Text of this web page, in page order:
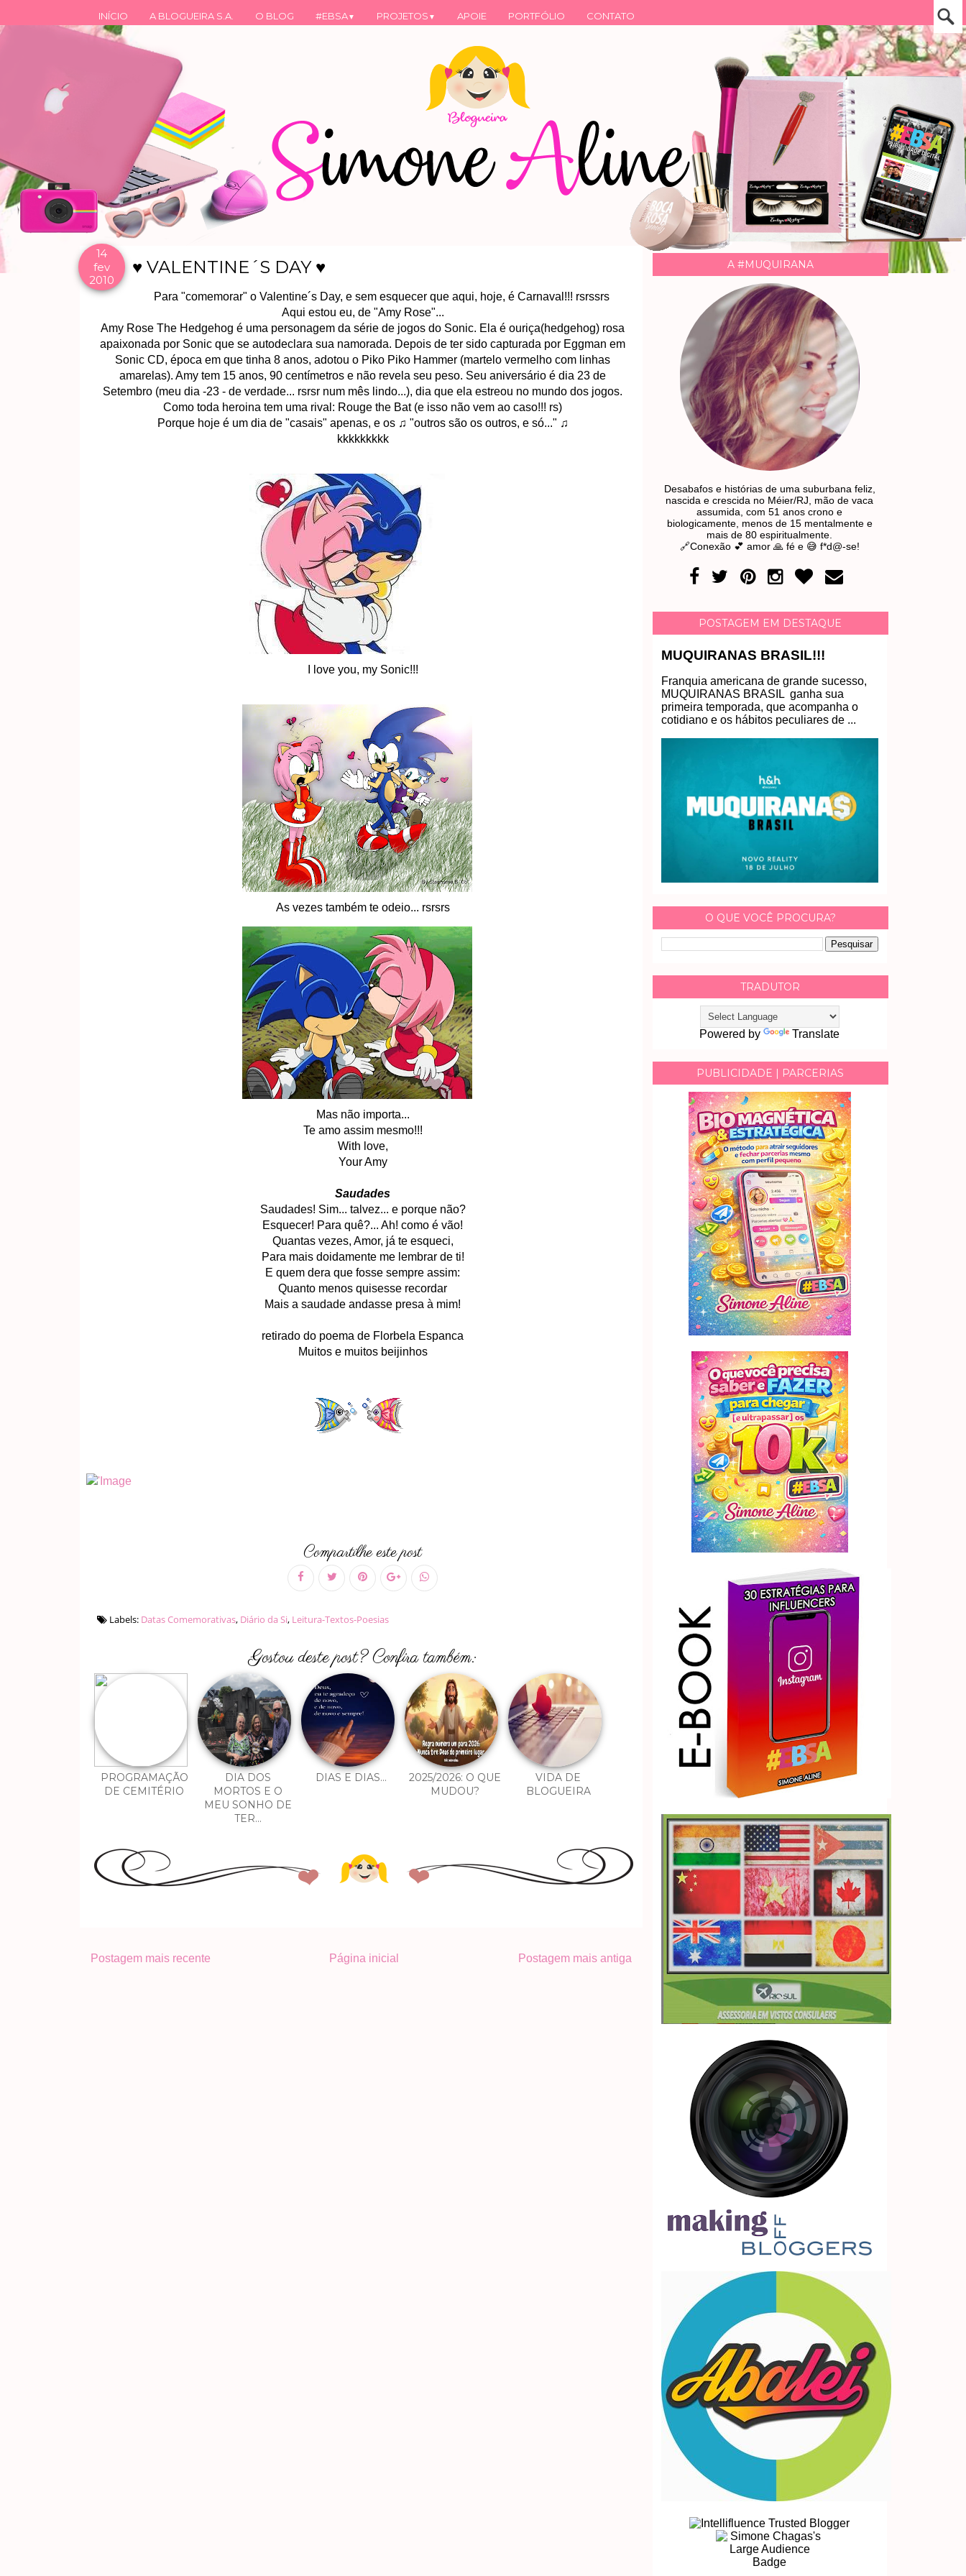
INÍCIO A BLOGUEIRA S.A. O BLOG #EBSA▼ PROJETOS ▼ APOIE PORTFÓLIO CONTATO
14
fev
2010
♥ VALENTINE´S DAY ♥
Para "comemorar" o Valentine´s Day, e sem esquecer que aqui, hoje, é Carnaval!!! rsrssrs
Aqui estou eu, de "Amy Rose"...
Amy Rose The Hedgehog é uma personagem da série de jogos do Sonic. Ela é ouriça(hedgehog) rosa
apaixonada por Sonic que se autodeclara sua namorada. Depois de ter sido capturada por Eggman em
Sonic CD, época em que tinha 8 anos, adotou o Piko Piko Hammer (martelo vermelho com linhas
amarelas). Amy tem 15 anos, 90 centímetros e não revela seu peso. Seu aniversário é dia 23 de
Setembro (meu dia -23 - de verdade... rsrsr num mês lindo...), dia que ela estreou no mundo dos jogos.
Como toda heroina tem uma rival: Rouge the Bat (e isso não vem ao caso!!! rs)
Porque hoje é um dia de "casais" apenas, e os ♫ "outros são os outros, e só..." ♫
kkkkkkkkk
I love you, my Sonic!!!
As vezes também te odeio... rsrsrs
Mas não importa...
Te amo assim mesmo!!!
With love,
Your Amy
Saudades
Saudades! Sim... talvez... e porque não?
Esquecer! Para quê?... Ah! como é vão!
Quantas vezes, Amor, já te esqueci,
Para mais doidamente me lembrar de ti!
E quem dera que fosse sempre assim:
Quanto menos quisesse recordar
Mais a saudade andasse presa à mim!
retirado do poema de Florbela Espanca
Muitos e muitos beijinhos
Compartilhe este post
Labels: Datas Comemorativas, Diário da Si, Leitura-Textos-Poesias
Gostou deste post? Confira também:
PROGRAMAÇÃO
DE CEMITÉRIO
DIA DOS
MORTOS E O
MEU SONHO DE
TER...
DIAS E DIAS...
2025/2026: O QUE
MUDOU?
VIDA DE
BLOGUEIRA
Postagem mais recente Postagem mais antiga
Página inicial
A #MUQUIRANA
Desabafos e histórias de uma suburbana feliz,
nascida e crescida no Méier/RJ, mão de vaca
assumida, com 51 anos crono e
biologicamente, menos de 15 mentalmente e
mais de 80 espiritualmente.
🔗Conexão 💕 amor 🙏 fé e 😅 f*d@-se!
POSTAGEM EM DESTAQUE
MUQUIRANAS BRASIL!!!
Franquia americana de grande sucesso,
MUQUIRANAS BRASIL ganha sua
primeira temporada, que acompanha o
cotidiano e os hábitos peculiares de ...
O QUE VOCÊ PROCURA?
TRADUTOR
Powered by Translate
PUBLICIDADE | PARCERIAS